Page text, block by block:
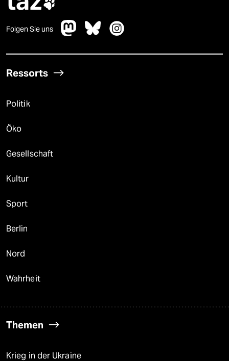

Folgen Sie uns
Ressorts
Politik
Öko
Gesellschaft
Kultur
Sport
Berlin
Nord
Wahrheit
Themen
Krieg in der Ukraine